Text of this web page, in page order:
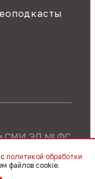
СМИ ЭЛ № ФС
данных
/ 16+
политикой обработки
файлов cookie.